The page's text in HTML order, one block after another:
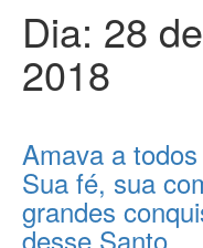
Dia: 28
2018
Amava a
Sua fé, sua
grandes
desse Santo